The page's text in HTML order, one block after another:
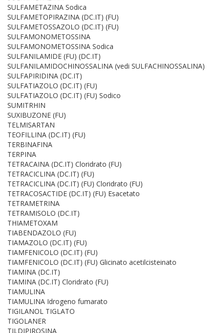
SULFAMETAZINA Sodica
SULFAMETOPIRAZINA (DC.IT) (FU)
SULFAMETOSSAZOLO (DC.IT) (FU)
SULFAMONOMETOSSINA
SULFAMONOMETOSSINA Sodica
SULFANILAMIDE (FU) (DC.IT)
SULFANILAMIDOCHINOSSALINA (vedi SULFACHINOSSALINA)
SULFAPIRIDINA (DC.IT)
SULFATIAZOLO (DC.IT) (FU)
SULFATIAZOLO (DC.IT) (FU) Sodico
SUMITRHIN
SUXIBUZONE (FU)
TELMISARTAN
TEOFILLINA (DC.IT) (FU)
TERBINAFINA
TERPINA
TETRACAINA (DC.IT) Cloridrato (FU)
TETRACICLINA (DC.IT) (FU)
TETRACICLINA (DC.IT) (FU) Cloridrato (FU)
TETRACOSACTIDE (DC.IT) (FU) Esacetato
TETRAMETRINA
TETRAMISOLO (DC.IT)
THIAMETOXAM
TIABENDAZOLO (FU)
TIAMAZOLO (DC.IT) (FU)
TIAMFENICOLO (DC.IT) (FU)
TIAMFENICOLO (DC.IT) (FU) Glicinato acetilcisteinato
TIAMINA (DC.IT)
TIAMINA (DC.IT) Cloridrato (FU)
TIAMULINA
TIAMULINA Idrogeno fumarato
TIGILANOL TIGLATO
TIGOLANER
TILDIPIROSINA